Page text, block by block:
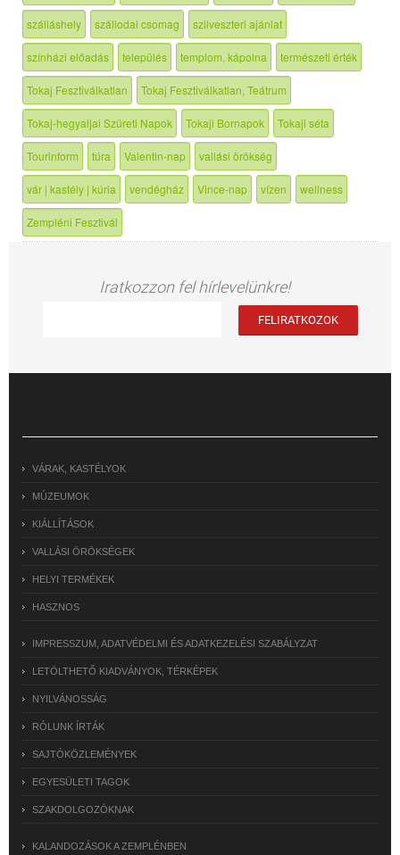
szálláshely szállodai csomag szilveszteri ajánlat
színházi előadás település templom, kápolna természeti érték
Tokaj Fesztiválkatlan Tokaj Fesztiválkatlan, Teátrum
Tokaj-hegyaljai Szüreti Napok Tokaji Bornapok Tokaji séta
Tourinform túra Valentin-nap vallási örökség
vár | kastély | kúria vendégház Vince-nap vízen wellness
Zempléni Fesztivál
Iratkozzon fel hírlevelünkre!
VÁRAK, KASTÉLYOK
MÚZEUMOK
KIÁLLÍTÁSOK
VALLÁSI ÖRÖKSÉGEK
HELYI TERMÉKEK
HASZNOS
IMPRESSZUM, ADATVÉDELMI ÉS ADATKEZELÉSI SZABÁLYZAT
LETÖLTHETŐ KIADVÁNYOK, TÉRKÉPEK
NYILVÁNOSSÁG
RÓLUNK ÍRTÁK
SAJTÓKÖZLEMÉNYEK
EGYESÜLETI TAGOK
SZAKDOLGOZÓKNAK
KALANDOZÁSOK A ZEMPLÉNBEN